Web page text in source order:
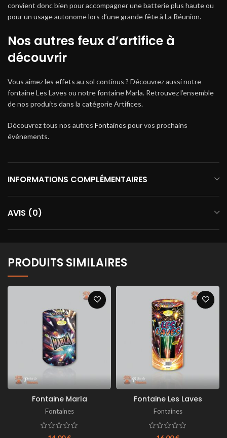
convient donc bien pour accompagner une batterie plus haute ou
pour un usage autonome lors d’une grande fête à La Réunion.
Nos autres feux d’artifice à
découvrir
Vous aimez les effets au sol continus ? Découvrez aussi notre
fontaine Les Laves ou notre fontaine Marla. Retrouvez l’ensemble
de nos produits dans la catégorie Artifices.
Découvrez tous nos autres Fontaines pour vos prochains
événements.
INFORMATIONS COMPLÉMENTAIRES
AVIS (0)
PRODUITS SIMILAIRES
Fontaine Marla
Fontaines
Fontaine Les Laves
Fontaines